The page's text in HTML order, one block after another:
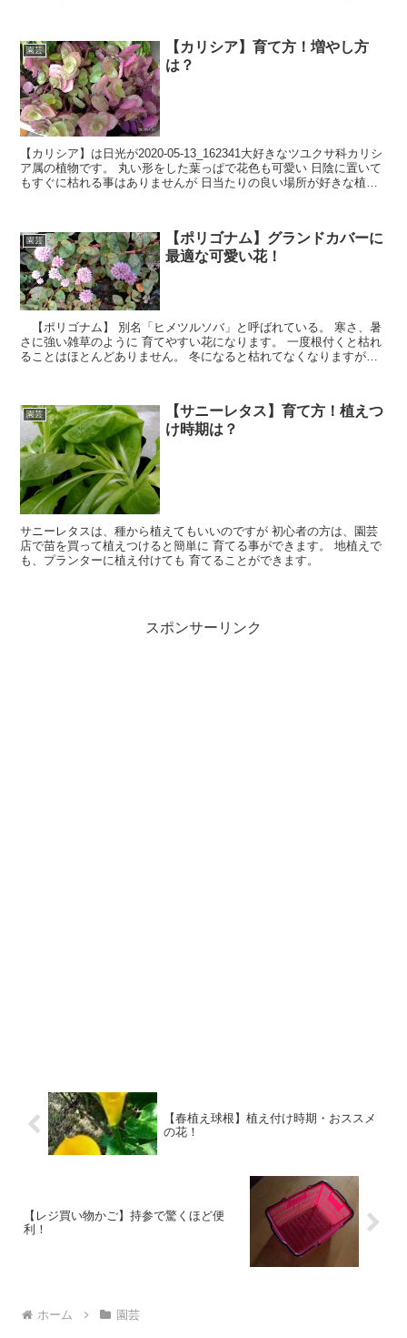
園芸
【カリシア】育て方！増やし方
は？
【カリシア】は日光が2020-05-13_162341大好きなツユクサ科カリシ
ア属の植物です。 丸い形をした葉っぱで花色も可愛い 日陰に置いて
もすぐに枯れる事はありませんが 日当たりの良い場所が好きな植物
園芸
【ポリゴナム】グランドカバーに
最適な可愛い花！
【ポリゴナム】 別名「ヒメツルソバ」と呼ばれている。 寒さ、暑
さに強い雑草のように 育てやすい花になります。 一度根付くと枯れ
ることはほとんどありません。 冬になると枯れてなくなりますが、
園芸
【サニーレタス】育て方！植えつ
け時期は？
サニーレタスは、種から植えてもいいのですが 初心者の方は、園芸
店で苗を買って植えつけると簡単に 育てる事ができます。 地植えで
も、プランターに植え付けても 育てることができます。
スポンサーリンク
【春植え球根】植え付け時期・おススメ
の花！
【レジ買い物かご】持参で驚くほど便
利！
ホーム 園芸